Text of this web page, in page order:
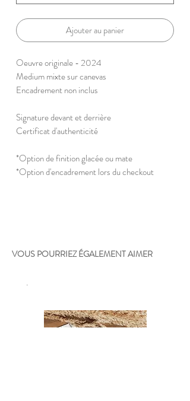
Ajouter au panier
Oeuvre originale - 2024
Medium mixte sur canevas
Encadrement non inclus
Signature devant et derrière
Certificat d'authenticité
*Option de finition glacée ou mate
*Option d'encadrement lors du checkout
VOUS POURRIEZ ÉGALEMENT AIMER
.